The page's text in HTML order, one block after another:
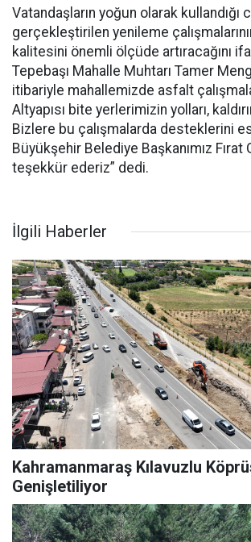
Vatandaşların yoğun olarak kullandığı
gerçekleştirilen yenileme
kalitesini önemli ölçüde artıracağını
Tepebaşı Mahalle Muhtarı Tamer
itibariyle mahallemizde asfalt
Altyapısı bite yerlerimizin yolları,
Bizlere bu çalışmalarda desteklerini
Büyükşehir Belediye Başkanımız Fırat
teşekkür ederiz” dedi.
İlgili Haberler
Kahramanmaraş Kılavuzlu Köprüsü
Genişletiliyor